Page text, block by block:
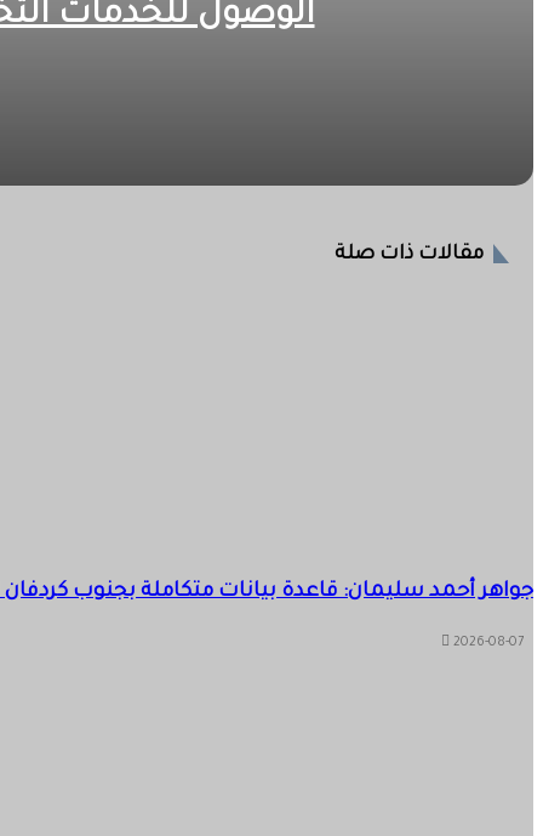
الوصول للخدمات
2026-08-07
مقالات ذات صلة
جواهر أحمد سليمان: قاعدة بيانات متكاملة بجنوب كردفان لضمان وصول دعم
2026-08-07